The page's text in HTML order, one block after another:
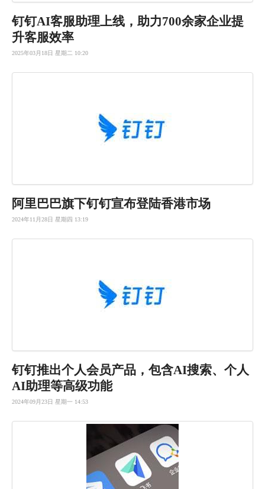
钉钉AI客服助理上线 ，助力700余家企业提
升客服效率
2025年03月18日 星期二 10:20
阿里巴巴旗下钉钉宣布登陆香港市场
2024年11月28日 星期四 13:19
钉钉推出个人会员产品 ，包含AI搜索、个人
AI助理等高级功能
2024年09月23日 星期一 14:53